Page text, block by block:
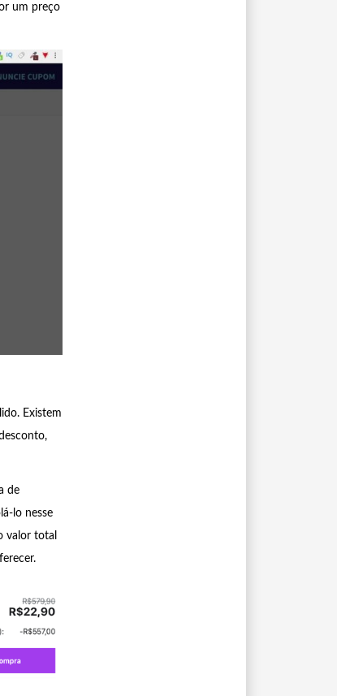
um preço
Existem
de
lo nesse
valor total